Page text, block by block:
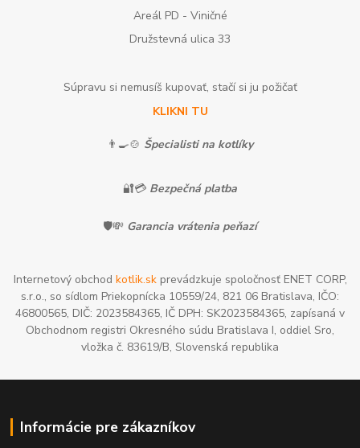
Areál PD - Viničné
Družstevná ulica 33
Súpravu si nemusíš kupovať, stačí si ju požičať
KLIKNI TU
👨‍🍳🍲 Špecialisti na kotlíky
🔐💳 Bezpečná platba
🛡️💸 Garancia vrátenia peňazí
Internetový obchod kotlik.skprevádzkuje spoločnosť ENET CORP,
s.r.o., so sídlom Priekopnícka 10559/24, 821 06 Bratislava, IČO:
46800565, DIČ: 2023584365, IČ DPH: SK2023584365, zapísaná v
Obchodnom registri Okresného súdu Bratislava I, oddiel Sro,
vložka č. 83619/B, Slovenská republika
Informácie pre zákazníkov